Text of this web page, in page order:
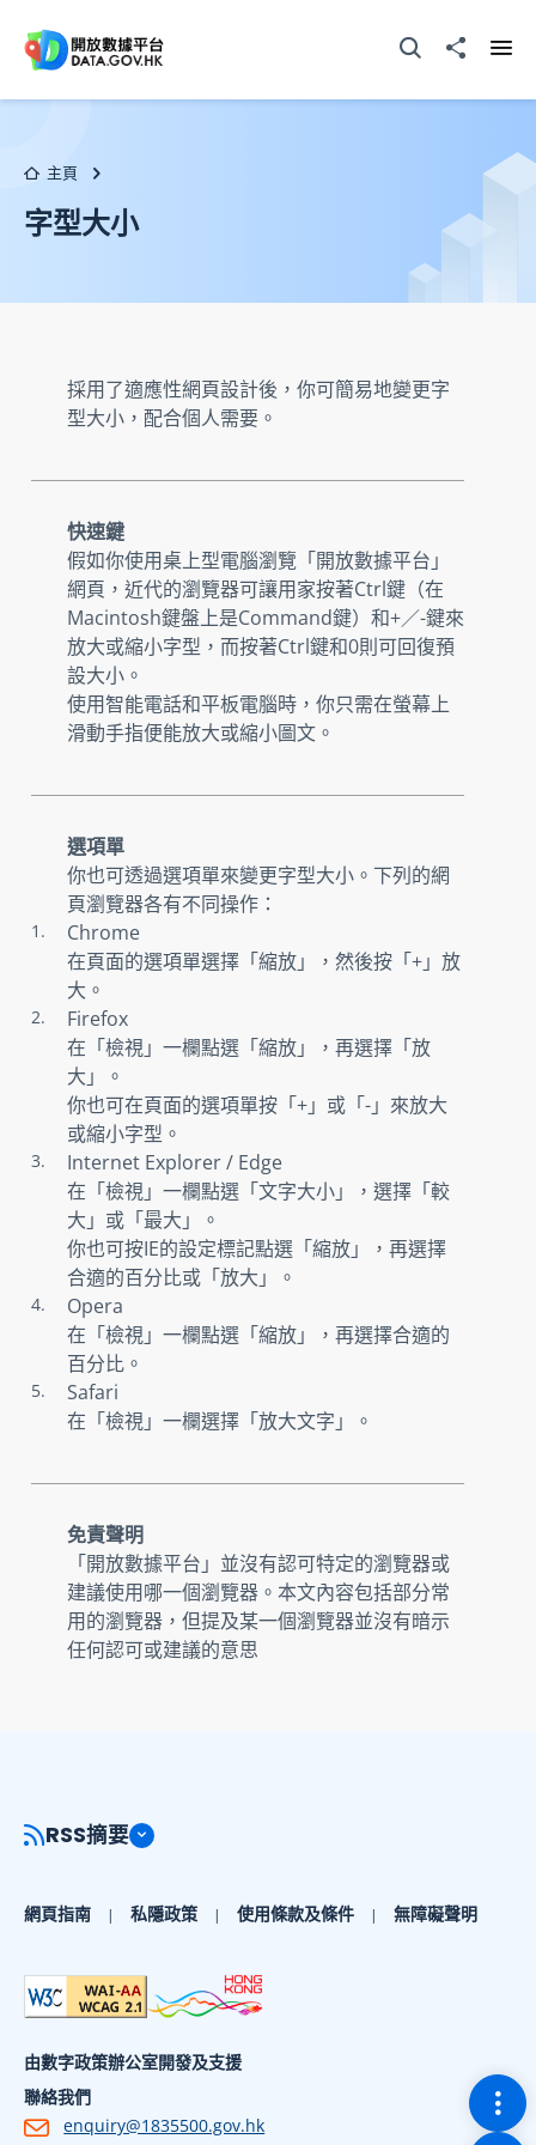
打開搜尋器分享至
主頁
字型大小
採用了適應性網頁設計後，你可簡易地變更字
型大小，配合個人需要。
快速鍵
假如你使用桌上型電腦瀏覽「開放數據平台」
網頁，近代的瀏覽器可讓用家按著Ctrl鍵（在
Macintosh鍵盤上是Command鍵）和+／-鍵來
放大或縮小字型，而按著Ctrl鍵和0則可回復預
設大小。
使用智能電話和平板電腦時，你只需在螢幕上
滑動手指便能放大或縮小圖文。
選項單
你也可透過選項單來變更字型大小。下列的網
頁瀏覽器各有不同操作：
Chrome
在頁面的選項單選擇「縮放」，然後按「+」放
大。
Firefox
在「檢視」一欄點選「縮放」，再選擇「放
大」。
你也可在頁面的選項單按「+」或「-」來放大
或縮小字型。
Internet Explorer / Edge
在「檢視」一欄點選「文字大小」，選擇「較
大」或「最大」。
你也可按IE的設定標記點選「縮放」，再選擇
合適的百分比或「放大」。
Opera
在「檢視」一欄點選「縮放」，再選擇合適的
百分比。
Safari
在「檢視」一欄選擇「放大文字」。
免責聲明
「開放數據平台」並沒有認可特定的瀏覽器或
建議使用哪一個瀏覽器。本文內容包括部分常
用的瀏覽器，但提及某一個瀏覽器並沒有暗示
任何認可或建議的意思
切
RSS摘要
網頁指南 私隱政策 使用條款及條件 無障礙聲明
由數字政策辦公室開發及支援
聯絡我們
enquiry@1835500.gov.hk